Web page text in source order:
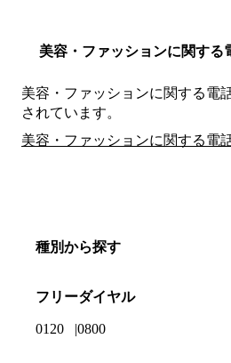
美容・ファッションに関する
美容・ファッションに関する電
されています。
美容・ファッションに関する電
種別から探す
フリーダイヤル
0120 0800